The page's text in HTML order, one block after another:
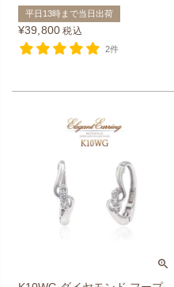
平日13時まで当日出荷
¥39,800 税込
2件